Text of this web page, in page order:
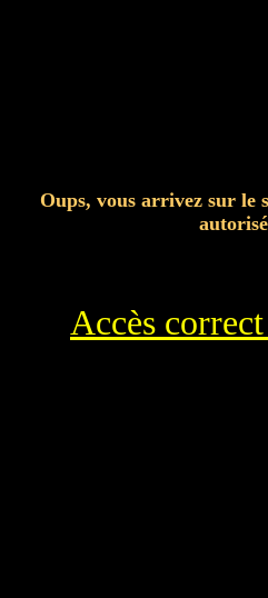
Oups, vous arrivez sur le
Accès